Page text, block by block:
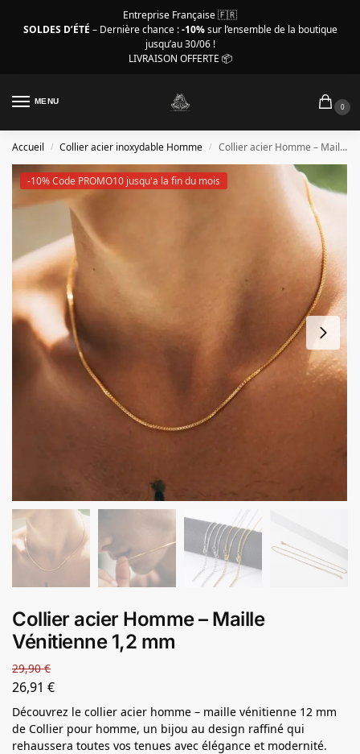
Entreprise Française 🇫🇷
SOLDES D’ÉTÉ – Dernière chance :-10%sur l’ensemble de la boutique
jusqu’au 30/06 !
LIVRAISON OFFERTE 📦
MENU
0
Accueil / Collier acier inoxydable Homme / Collier acier Homme – Maille Vénitienne 1,2 mm
-10% Code PROMO10 jusqu'a la fin du mois
Collier acier Homme – Maille
Vénitienne 1,2 mm
29,90€
26,91 €
Découvrez le collier acier homme – maille vénitienne 12 mm
de Collier pour homme, un bijou au design raffiné qui
rehaussera toutes vos tenues avec élégance et modernité.